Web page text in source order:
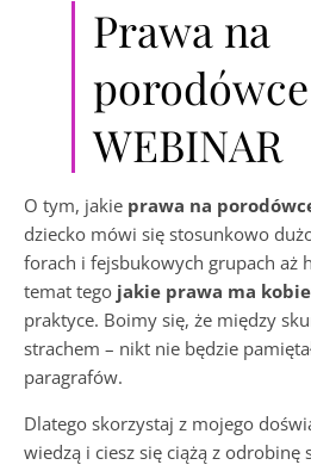
Prawa na
WEBINAR
O tym, jakie prawa na
dziecko mówi się stosunkowo
forach i fejsbukowych grupach aż
temat tego jakie prawa ma
praktyce. Boimy się, że między
strachem – nikt nie będzie
paragrafów.
Dlatego skorzystaj z mojego
wiedzą i ciesz się ciążą z odrobinę